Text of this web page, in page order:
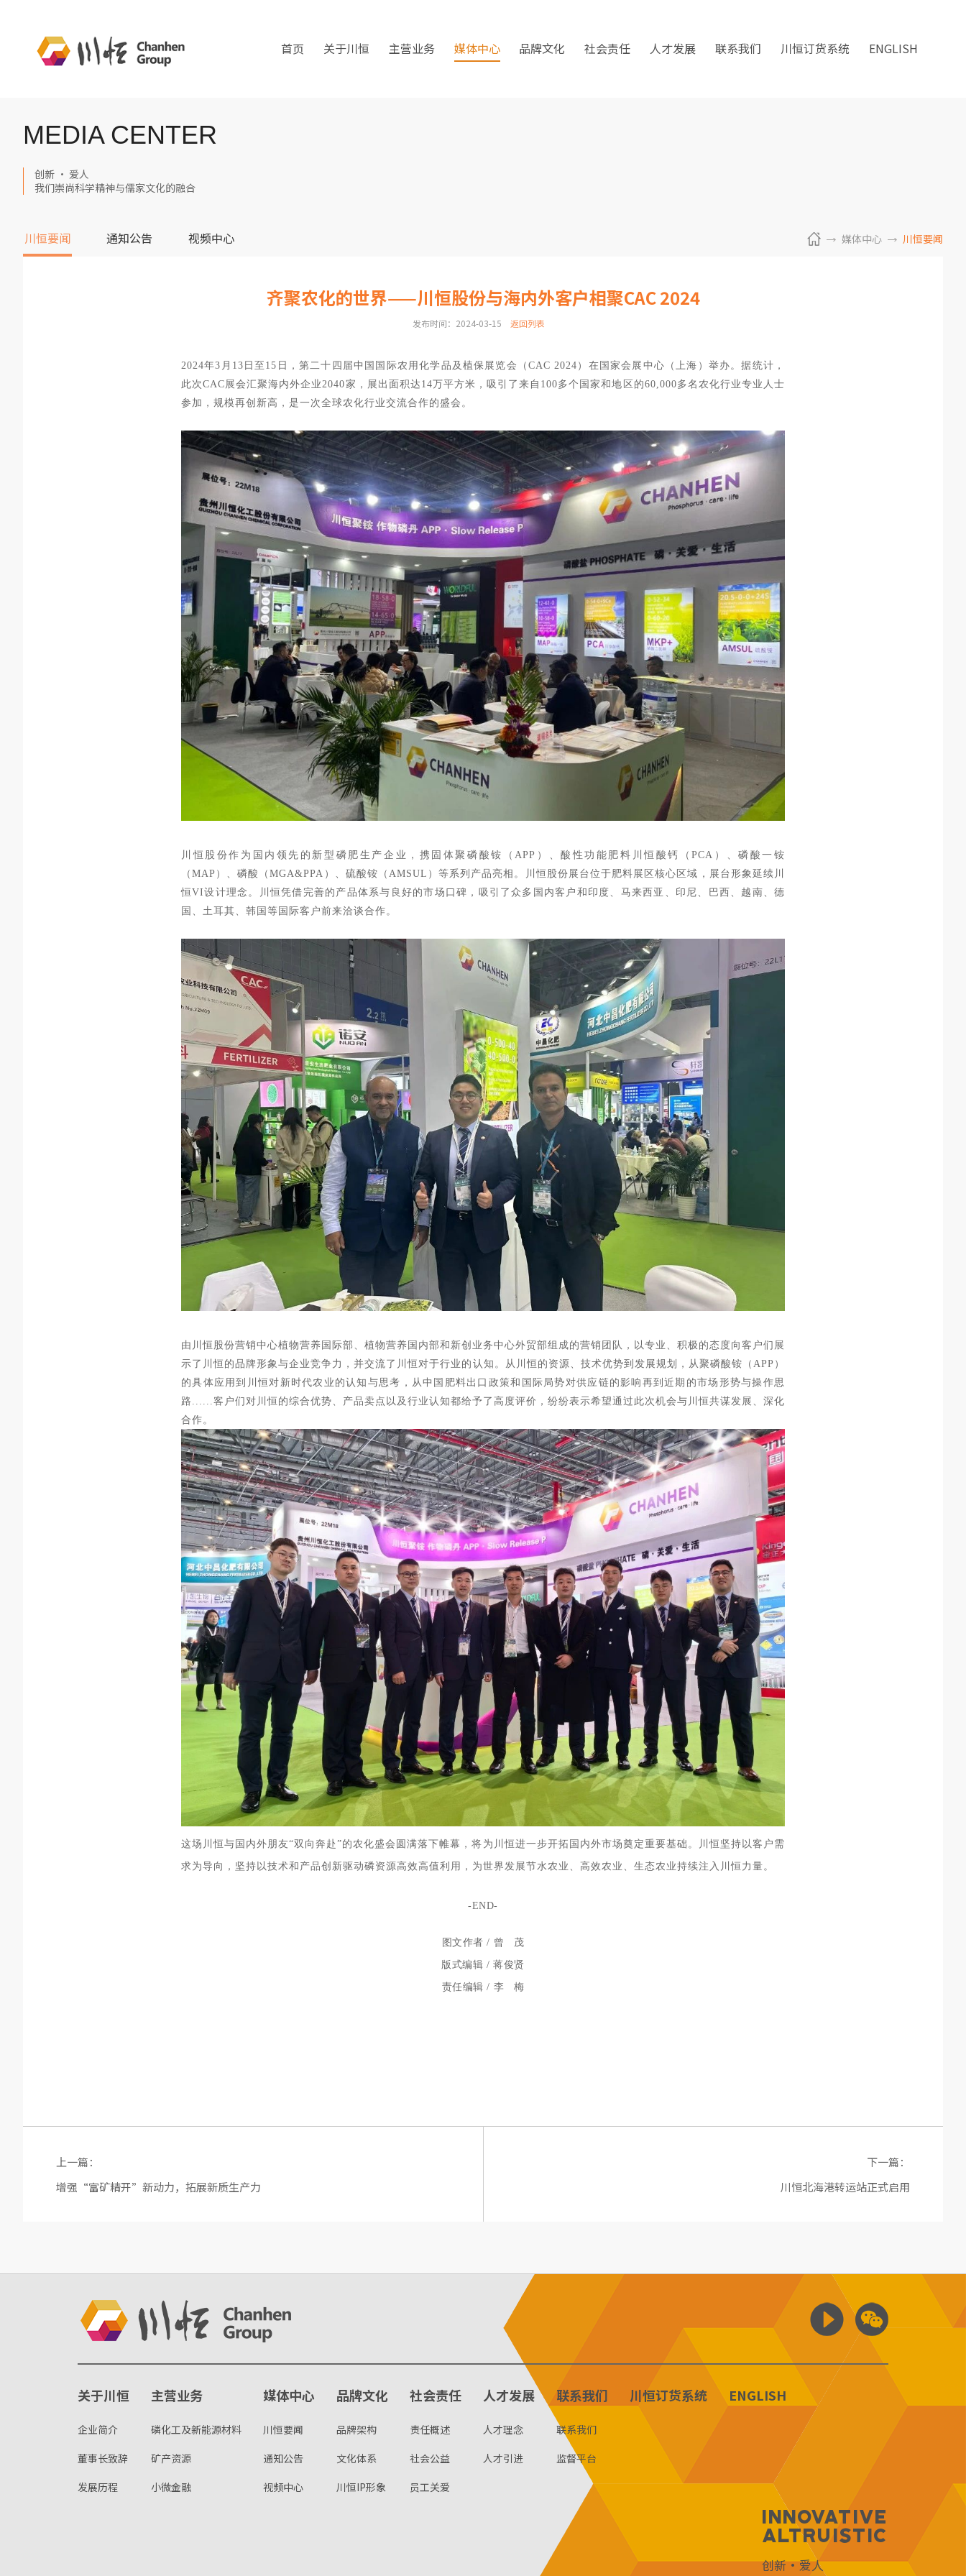
首页 关于川恒 主营业务 媒体中心 品牌文化 社会责任 人才发展 联系我们 川恒订货系统 ENGLISH
MEDIA CENTER
创新 · 爱人
我们崇尚科学精神与儒家文化的融合
川恒要闻 通知公告 视频中心 媒体中心 川恒要闻
齐聚农化的世界——川恒股份与海内外客户相聚CAC 2024
发布时间：2024-03-15 返回列表
2024年3月13日至15日，第二十四届中国国际农用化学品及植保展览会（CAC 2024）在国家会展中心（上海）举办。据统计，
此次CAC展会汇聚海内外企业2040家，展出面积达14万平方米，吸引了来自100多个国家和地区的60,000多名农化行业专业人士
参加， 规模再创新高，是一次全球农化行业交流合作的盛会。
川恒股份作为国内领先的新型磷肥生产企业，携固体聚磷酸铵（APP）、酸性功能肥料川恒酸钙（PCA）、磷酸一铵
（MAP）、磷酸（MGA&PPA）、硫酸铵（AMSUL）等系列产品亮相。川恒股份展台位于肥料展区核心区域，展台形象延续川
恒VI设计理念。川恒凭借完善的产品体系与良好的市场口碑，吸引了众多国内客户和印度、马来西亚、印尼、巴西、越南、德
国、土耳其、韩国等国际客户前来洽谈合作。
由川恒股份营销中心植物营养国际部、植物营养国内部和新创业务中心外贸部组成的营销团队，以专业、积极的态度向客户们展
示了川恒的品牌形象与企业竞争力，并交流了川恒对于行业的认知。从川恒的资源、技术优势到发展规划，从聚磷酸铵（APP）
的具体应用到川恒对新时代农业的认知与思考，从中国肥料出口政策和国际局势对供应链的影响再到近期的市场形势与操作思
路......客户们对川恒的综合优势、产品卖点以及行业认知都给予了高度评价，纷纷表示希望通过此次机会与川恒共谋发展、深化
合作。
这场川恒与国内外朋友“双向奔赴”的农化盛会圆满落下帷幕，将为川恒进一步开拓国内外市场奠定重要基础。川恒坚持以客户需
求为导向，坚持以技术和产品创新驱动磷资源高效高值利用，为世界发展节水农业、高效农业、生态农业持续注入川恒力量。
-END-
图文作者 / 曾 茂
版式编辑 / 蒋俊贤
责任编辑 / 李 梅
上一篇：
增强“富矿精开”新动力，拓展新质生产力
下一篇：
川恒北海港转运站正式启用
关于川恒
企业简介
董事长致辞
发展历程
主营业务
磷化工及新能源材料
矿产资源
小微金融
媒体中心
川恒要闻
通知公告
视频中心
品牌文化
品牌架构
文化体系
川恒IP形象
社会责任
责任概述
社会公益
员工关爱
人才发展
人才理念
人才引进
联系我们
联系我们
监督平台
川恒订货系统 ENGLISH
Innovative
Altruistic
创新·爱人